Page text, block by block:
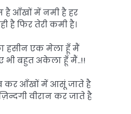
है आँखों में नमी है हर
है फिर तेरी कमी है।
हसीन एक मेला हूँ मैं
भी बहुत अकेला हूँ मैं..!!
कर आँखों में आसूं जाते है
वीरान कर जाते है